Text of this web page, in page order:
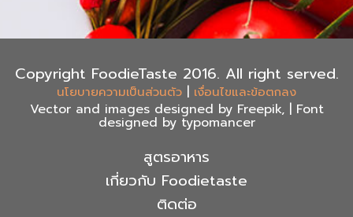
Copyright FoodieTaste 2016. All right served.
นโยบายความเป็นส่วนตัว | เงื่อนไขและข้อตกลง
Vector and images designed by Freepik, | Font
designed by typomancer
สูตรอาหาร
เกี่ยวกับ Foodietaste
ติดต่อ